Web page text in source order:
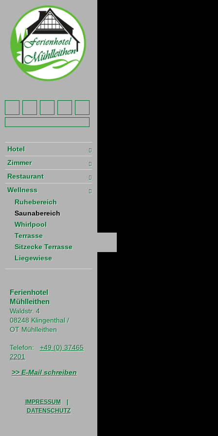
Hotel
Zimmer
Restaurant
Wellness
Ruhebereich
Saunabereich
Whirlpool
Terrasse
Sitzecke Terrasse
Liegewiese
Ferienhotel
Mühlleithen
Waldstr. 4
08248 Klingenthal /
OT Mühlleithen
Telefon: +49 (0) 37465
2201
>> E-Mail schreiben
IMPRESSUM|
DATENSCHUTZ